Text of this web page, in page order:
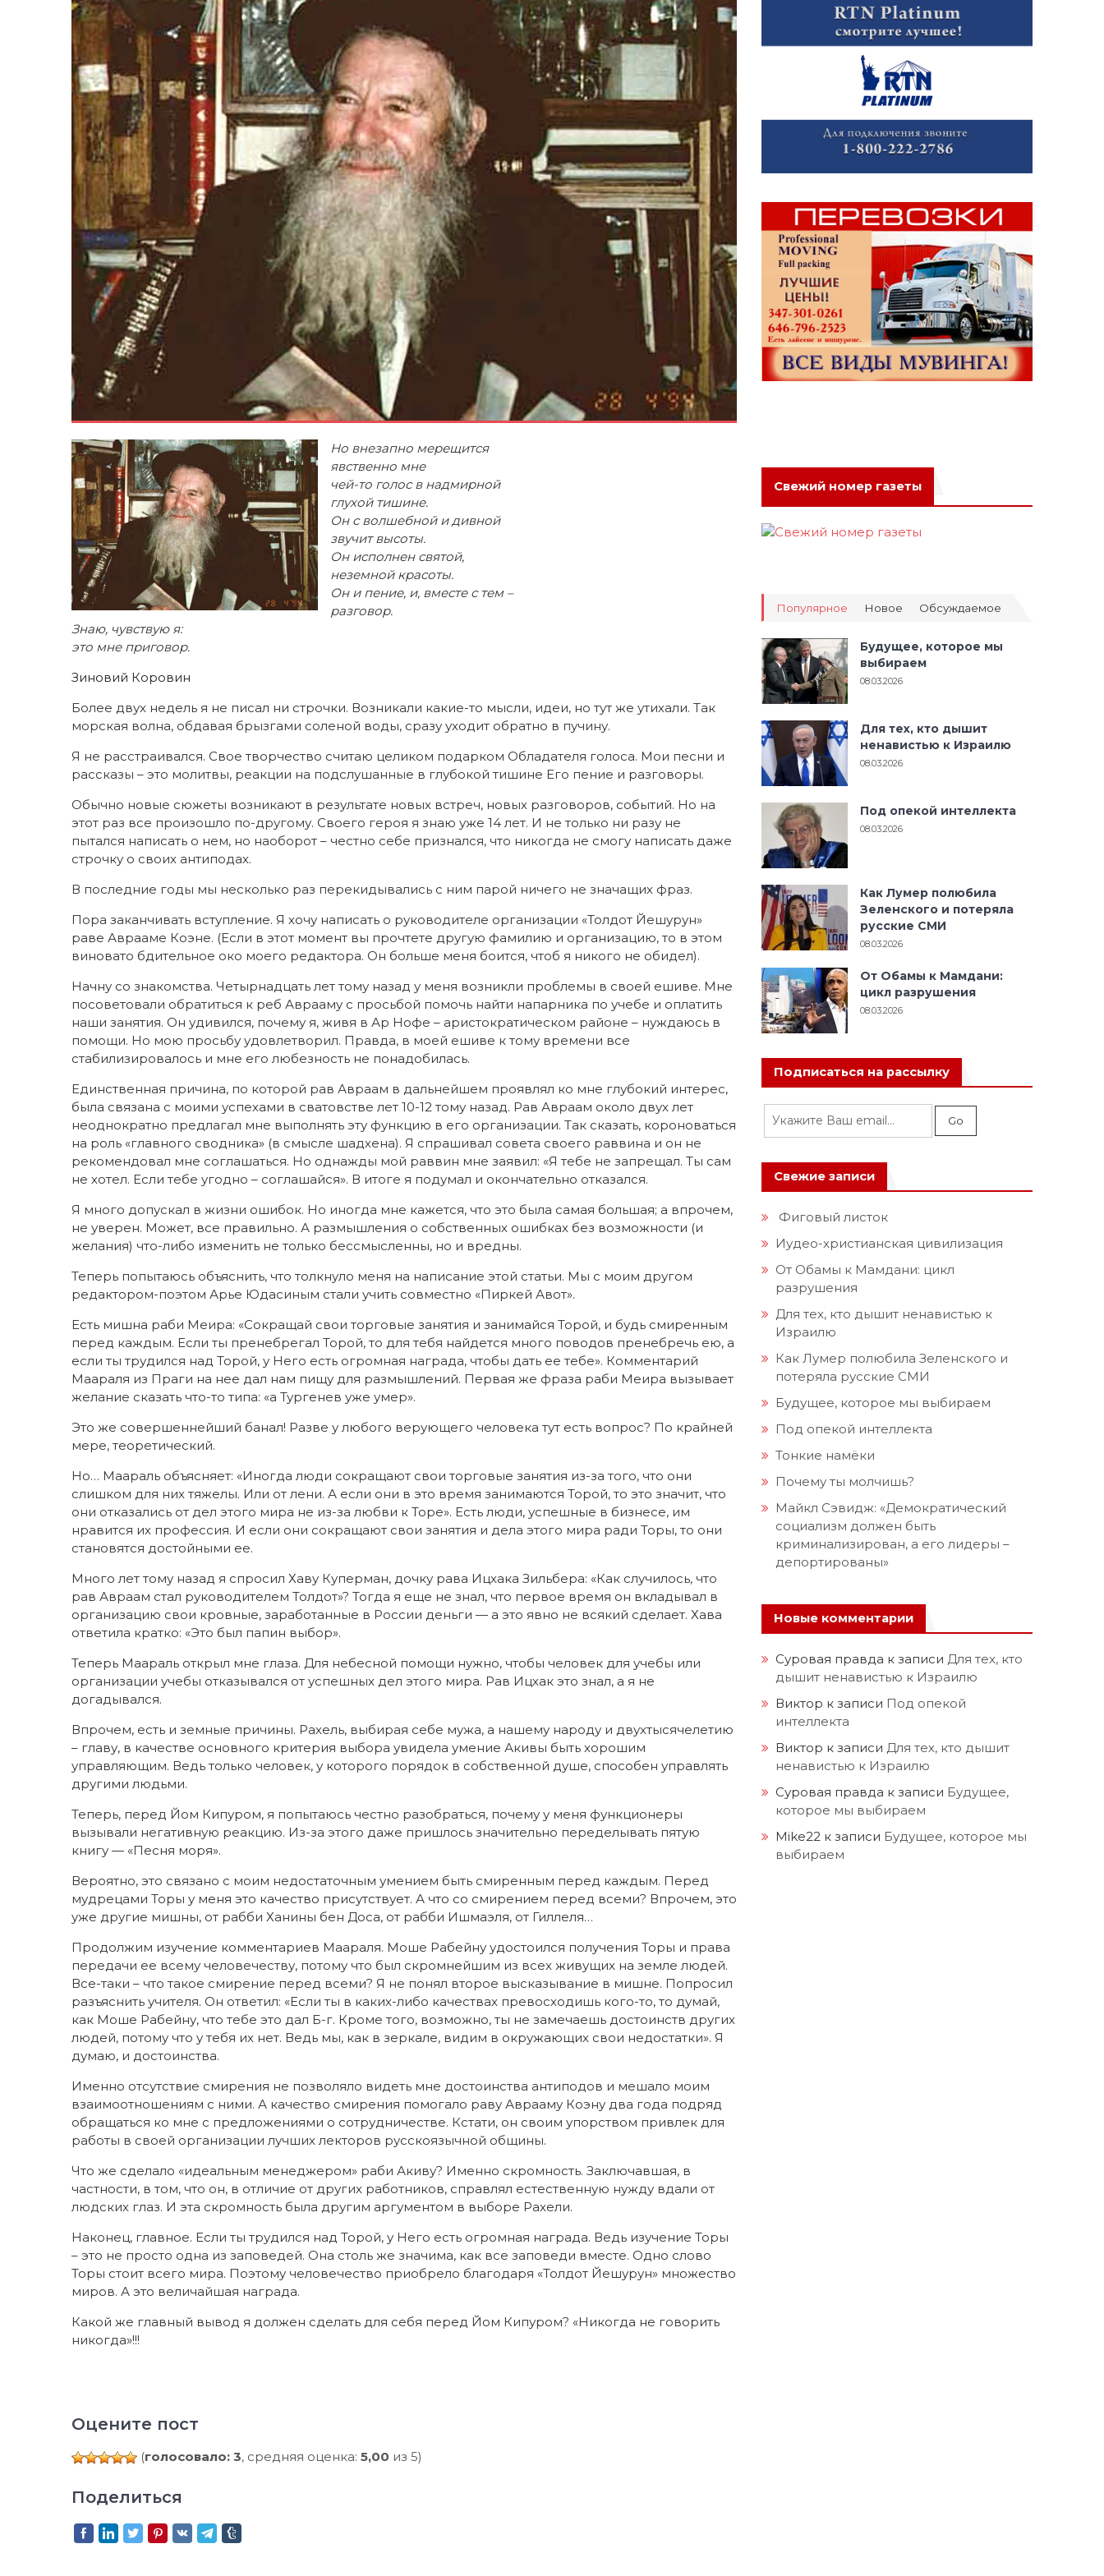
Но внезапно мерещится
явственно мне
чей-то голос в надмирной
глухой тишине.
Он с волшебной и дивной
звучит высоты.
Он исполнен святой,
неземной красоты.
Он и пение, и, вместе с тем –
разговор.
Знаю, чувствую я:
это мне приговор.
Зиновий Коровин
Более двух недель я не писал ни строчки. Возникали какие-то мысли, идеи, но тут же утихали. Так
морская волна, обдавая брызгами соленой воды, сразу уходит обратно в пучину.
Я не расстраивался. Свое творчество считаю целиком подарком Обладателя голоса. Мои песни и
рассказы – это молитвы, реакции на подслушанные в глубокой тишине Его пение и разговоры.
Обычно новые сюжеты возникают в результате новых встреч, новых разговоров, событий. Но на
этот раз все произошло по-другому. Своего героя я знаю уже 14 лет. И не только ни разу не
пытался написать о нем, но наоборот – честно себе признался, что никогда не смогу написать даже
строчку о своих антиподах.
В последние годы мы несколько раз перекидывались с ним парой ничего не значащих фраз.
Пора заканчивать вступление. Я хочу написать о руководителе организации «Толдот Йешурун»
раве Аврааме Коэне. (Если в этот момент вы прочтете другую фамилию и организацию, то в этом
виновато бдительное око моего редактора. Он больше меня боится, чтоб я никого не обидел).
Начну со знакомства. Четырнадцать лет тому назад у меня возникли проблемы в своей ешиве. Мне
посоветовали обратиться к реб Аврааму с просьбой помочь найти напарника по учебе и оплатить
наши занятия. Он удивился, почему я, живя в Ар Нофе – аристократическом районе – нуждаюсь в
помощи. Но мою просьбу удовлетворил. Правда, в моей ешиве к тому времени все
стабилизировалось и мне его любезность не понадобилась.
Единственная причина, по которой рав Авраам в дальнейшем проявлял ко мне глубокий интерес,
была связана с моими успехами в сватовстве лет 10-12 тому назад. Рав Авраам около двух лет
неоднократно предлагал мне выполнять эту функцию в его организации. Так сказать, короноваться
на роль «главного сводника» (в смысле шадхена). Я спрашивал совета своего раввина и он не
рекомендовал мне соглашаться. Но однажды мой раввин мне заявил: «Я тебе не запрещал. Ты сам
не хотел. Если тебе угодно – соглашайся». В итоге я подумал и окончательно отказался.
Я много допускал в жизни ошибок. Но иногда мне кажется, что это была самая большая; а впрочем,
не уверен. Может, все правильно. А размышления о собственных ошибках без возможности (и
желания) что-либо изменить не только бессмысленны, но и вредны.
Теперь попытаюсь объяснить, что толкнуло меня на написание этой статьи. Мы с моим другом
редактором-поэтом Арье Юдасиным стали учить совместно «Пиркей Авот».
Есть мишна раби Меира: «Сокращай свои торговые занятия и занимайся Торой, и будь смиренным
перед каждым. Если ты пренебрегал Торой, то для тебя найдется много поводов пренебречь ею, а
если ты трудился над Торой, у Него есть огромная награда, чтобы дать ее тебе». Комментарий
Маараля из Праги на нее дал нам пищу для размышлений. Первая же фраза раби Меира вызывает
желание сказать что-то типа: «а Тургенев уже умер».
Это же совершеннейший банал! Разве у любого верующего человека тут есть вопрос? По крайней
мере, теоретический.
Но… Маараль объясняет: «Иногда люди сокращают свои торговые занятия из-за того, что они
слишком для них тяжелы. Или от лени. А если они в это время занимаются Торой, то это значит, что
они отказались от дел этого мира не из-за любви к Торе». Есть люди, успешные в бизнесе, им
нравится их профессия. И если они сокращают свои занятия и дела этого мира ради Торы, то они
становятся достойными ее.
Много лет тому назад я спросил Хаву Куперман, дочку рава Ицхака Зильбера: «Как случилось, что
рав Авраам стал руководителем Толдот»? Тогда я еще не знал, что первое время он вкладывал в
организацию свои кровные, заработанные в России деньги — а это явно не всякий сделает. Хава
ответила кратко: «Это был папин выбор».
Теперь Маараль открыл мне глаза. Для небесной помощи нужно, чтобы человек для учебы или
организации учебы отказывался от успешных дел этого мира. Рав Ицхак это знал, а я не
догадывался.
Впрочем, есть и земные причины. Рахель, выбирая себе мужа, а нашему народу и двухтысячелетию
– главу, в качестве основного критерия выбора увидела умение Акивы быть хорошим
управляющим. Ведь только человек, у которого порядок в собственной душе, способен управлять
другими людьми.
Теперь, перед Йом Кипуром, я попытаюсь честно разобраться, почему у меня функционеры
вызывали негативную реакцию. Из-за этого даже пришлось значительно переделывать пятую
книгу — «Песня моря».
Вероятно, это связано с моим недостаточным умением быть смиренным перед каждым. Перед
мудрецами Торы у меня это качество присутствует. А что со смирением перед всеми? Впрочем, это
уже другие мишны, от рабби Ханины бен Доса, от рабби Ишмаэля, от Гиллеля…
Продолжим изучение комментариев Маараля. Моше Рабейну удостоился получения Торы и права
передачи ее всему человечеству, потому что был скромнейшим из всех живущих на земле людей.
Все-таки – что такое смирение перед всеми? Я не понял второе высказывание в мишне. Попросил
разъяснить учителя. Он ответил: «Если ты в каких-либо качествах превосходишь кого-то, то думай,
как Моше Рабейну, что тебе это дал Б-г. Кроме того, возможно, ты не замечаешь достоинств других
людей, потому что у тебя их нет. Ведь мы, как в зеркале, видим в окружающих свои недостатки». Я
думаю, и достоинства.
Именно отсутствие смирения не позволяло видеть мне достоинства антиподов и мешало моим
взаимоотношениям с ними. А качество смирения помогало раву Аврааму Коэну два года подряд
обращаться ко мне с предложениями о сотрудничестве. Кстати, он своим упорством привлек для
работы в своей организации лучших лекторов русскоязычной общины.
Что же сделало «идеальным менеджером» раби Акиву? Именно скромность. Заключавшая, в
частности, в том, что он, в отличие от других работников, справлял естественную нужду вдали от
людских глаз. И эта скромность была другим аргументом в выборе Рахели.
Наконец, главное. Если ты трудился над Торой, у Него есть огромная награда. Ведь изучение Торы
– это не просто одна из заповедей. Она столь же значима, как все заповеди вместе. Одно слово
Торы стоит всего мира. Поэтому человечество приобрело благодаря «Толдот Йешурун» множество
миров. А это величайшая награда.
Какой же главный вывод я должен сделать для себя перед Йом Кипуром? «Никогда не говорить
никогда»!!!
Оцените пост
(голосовало: 3, средняя оценка: 5,00 из 5)
Поделиться
Свежий номер газеты
Популярное Новое Обсуждаемое
Будущее, которое мы
выбираем
08.03.2026
Для тех, кто дышит
ненавистью к Израилю
08.03.2026
Под опекой интеллекта
08.03.2026
Как Лумер полюбила
Зеленского и потеряла
русские СМИ
08.03.2026
От Обамы к Мамдани:
цикл разрушения
08.03.2026
Подписаться на рассылку
Свежие записи
Фиговый листок
Иудео-христианская цивилизация
От Обамы к Мамдани: цикл
разрушения
Для тех, кто дышит ненавистью к
Израилю
Как Лумер полюбила Зеленского и
потеряла русские СМИ
Будущее, которое мы выбираем
Под опекой интеллекта
Тонкие намёки
Почему ты молчишь?
Майкл Сэвидж: «Демократический
социализм должен быть
криминализирован, а его лидеры –
депортированы»
Новые комментарии
Суровая правда к записи Для тех, кто
дышит ненавистью к Израилю
Виктор к записи Под опекой
интеллекта
Виктор к записи Для тех, кто дышит
ненавистью к Израилю
Суровая правда к записи Будущее,
которое мы выбираем
Mike22 к записи Будущее, которое мы
выбираем